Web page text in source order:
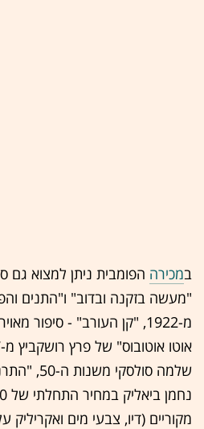
‏במכירה הפומבית ניתן למצוא גם
"מעשה בזקנה ובדוב" ו"התנים
שלמה
מקוריים (דיו, צבעי מים ואקריליק